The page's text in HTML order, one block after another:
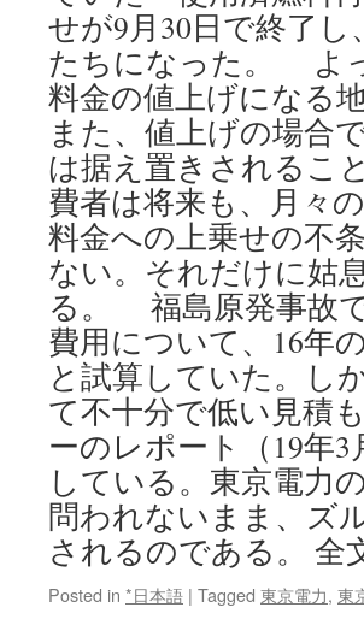
せが9月30日で終了
たちになった。 よ
料金の値上げになる
また、値上げの場合
は据え置きされるこ
費者は将来も、月々
料金への上乗せの不
ない。それだけに姑
る。 福島原発事故
費用について、16年
と試算していた。し
て不十分で低い見積
ーのレポート（19年
している。東京電力
問われないまま、ズ
されるのである。 全
Posted in *日本語 | Tagged 東京電力, 東